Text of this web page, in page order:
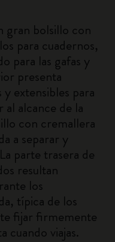
gran bolsillo con
para cuadernos,
para las gafas y
presenta
extensibles para
al alcance de la
con cremallera
a separar y
parte trasera de
resultan
los
típica de los
fijar firmemente
cuando viajas.